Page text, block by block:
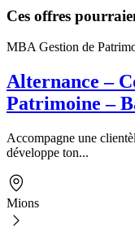
Ces offres
MBA Gestion de
Alternance –
Patrimoine –
Accompagne une
développe ton...
Mions